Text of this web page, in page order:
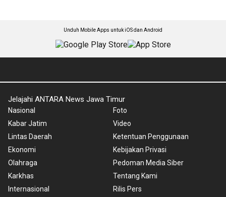
Unduh Mobile Apps untuk iOS dan Android
Jelajahi ANTARA News Jawa Timur
Nasional
Kabar Jatim
Lintas Daerah
Ekonomi
Olahraga
Karkhas
Internasional
Foto
Video
Ketentuan Penggunaan
Kebijakan Privasi
Pedoman Media Siber
Tentang Kami
Rilis Pers